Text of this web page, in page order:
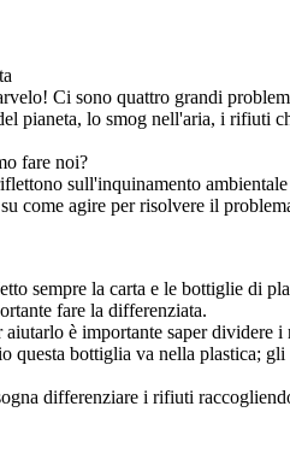
Ci sono quattro grandi
pianeta, lo smog nell'aria, i rifiuti
fare noi?
sull'inquinamento ambientale
come agire per risolvere il
sempre la carta e le bottiglie di
fare la differenziata.
aiutarlo è importante saper dividere
questa bottiglia va nella plastica; gli
differenziare i rifiuti